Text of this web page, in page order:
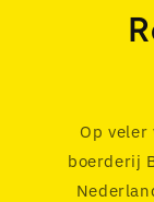
Op veler
boerderij